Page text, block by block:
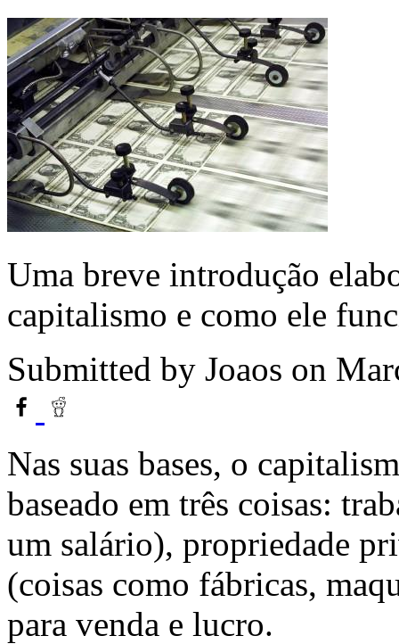
Uma breve introdução
capitalismo e como ele
Submitted by Joaos on
Nas suas bases, o
baseado em três coisas:
um salário), propriedade
(coisas como fábricas,
para venda e lucro.